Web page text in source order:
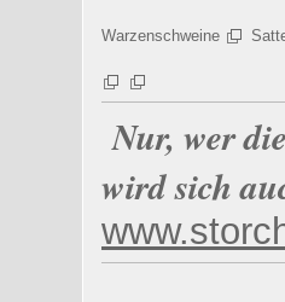
Warzenschweine
Nur, wer
wird sich